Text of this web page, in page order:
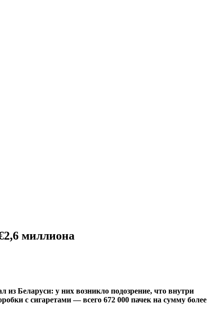
миллиона
Беларуси: у них возникло подозрение, что внутри
с сигаретами — всего 672 000 пачек на сумму более